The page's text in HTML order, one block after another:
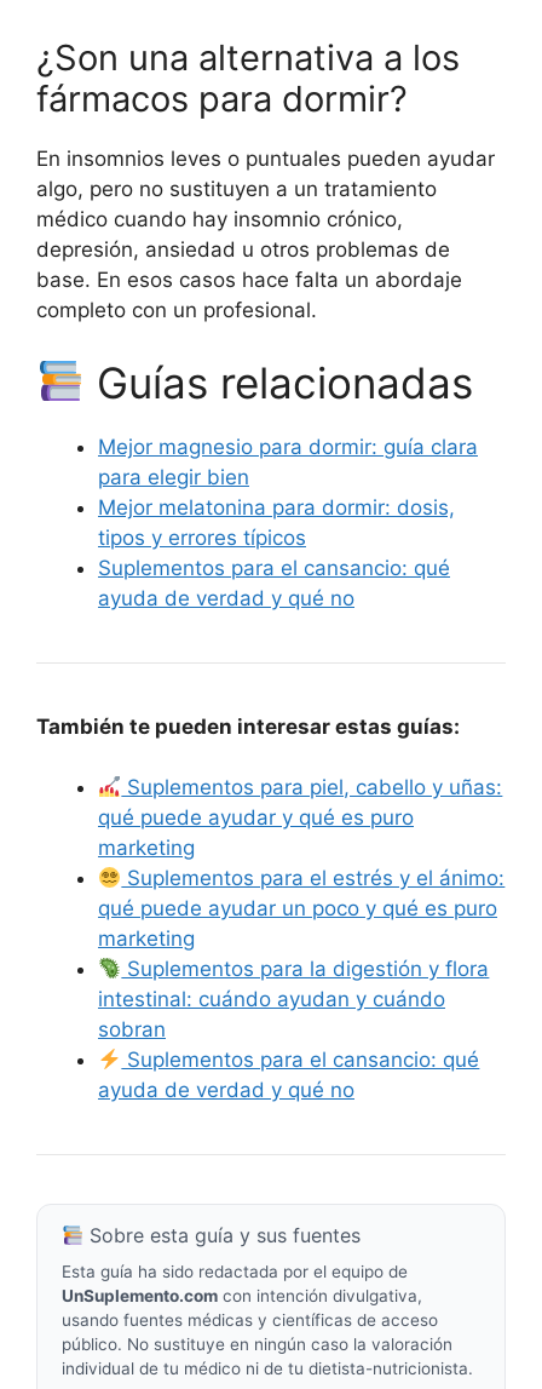
¿Son una alternativa a los
fármacos para dormir?
En insomnios leves o puntuales pueden ayudar
algo, pero no sustituyen a un tratamiento
médico cuando hay insomnio crónico,
depresión, ansiedad u otros problemas de
base. En esos casos hace falta un abordaje
completo con un profesional.
Guías relacionadas
Mejor magnesio para dormir: guía clara
para elegir bien
Mejor melatonina para dormir: dosis,
tipos y errores típicos
Suplementos para el cansancio: qué
ayuda de verdad y qué no
También te pueden interesar estas guías:
Suplementos para piel, cabello y uñas:
qué puede ayudar y qué es puro
marketing
Suplementos para el estrés y el ánimo:
qué puede ayudar un poco y qué es puro
marketing
Suplementos para la digestión y flora
intestinal: cuándo ayudan y cuándo
sobran
Suplementos para el cansancio: qué
ayuda de verdad y qué no
Sobre esta guía y sus fuentes
Esta guía ha sido redactada por el equipo de
UnSuplemento.com con intención divulgativa,
usando fuentes médicas y científicas de acceso
público. No sustituye en ningún caso la valoración
individual de tu médico ni de tu dietista-nutricionista.